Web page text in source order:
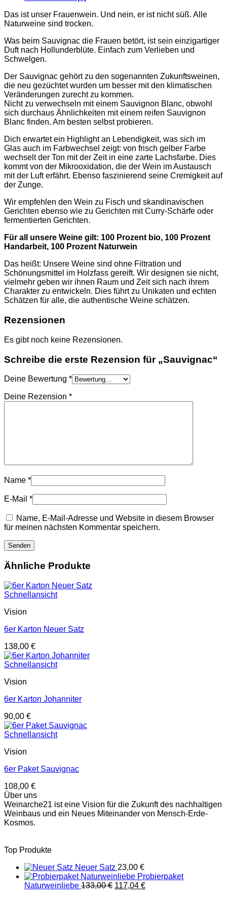
Das ist unser Frauenwein. Und nein, er ist nicht süß. Alle
Naturweine sind trocken.
Was beim Sauvignac die Frauen betört, ist sein einzigartiger
Duft nach Hollunderblüte. Einfach zum Verlieben und
Schwelgen.
Der Sauvignac gehört zu den sogenannten Zukunftsweinen,
die neu gezüchtet wurden um besser mit den klimatischen
Veränderungen zurecht zu kommen.
Nicht zu verwechseln mit einem Sauvignon Blanc, obwohl
sich durchaus Ähnlichkeiten mit einem reifen Sauvignon
Blanc finden. Am besten selbst probieren.
Dich erwartet ein Highlight an Lebendigkeit, was sich im
Glas auch im Farbwechsel zeigt: von frisch gelber Farbe
wechselt der Ton mit der Zeit in eine zarte Lachsfarbe. Dies
kommt von der Mikrooxidation, die der Wein im Austausch
mit der Luft erfährt. Ebenso faszinierend seine Cremigkeit auf
der Zunge.
Wir empfehlen den Wein zu Fisch und skandinavischen
Gerichten ebenso wie zu Gerichten mit Curry-Schärfe oder
fermentierten Gerichten.
Für all unsere Weine gilt: 100 Prozent bio, 100 Prozent
Handarbeit, 100 Prozent Naturwein
Das heißt: Unsere Weine sind ohne Filtration und
Schönungsmittel im Holzfass gereift. Wir designen sie nicht,
vielmehr geben wir ihnen Raum und Zeit sich nach ihrem
Charakter zu entwickeln. Dies führt zu Unikaten und echten
Schätzen für alle, die authentische Weine schätzen.
Rezensionen
Es gibt noch keine Rezensionen.
Schreibe die erste Rezension für „Sauvignac“
Deine Bewertung *
Deine Rezension *
Name *
E-Mail *
Name, E-Mail-Adresse und Website in diesem Browser
für meinen nächsten Kommentar speichern.
Ähnliche Produkte
Schnellansicht
Vision
6er Karton Neuer Satz
138,00 €
Schnellansicht
Vision
6er Karton Johanniter
90,00 €
Schnellansicht
Vision
6er Paket Sauvignac
108,00 €
Über uns
Weinarche21 ist eine Vision für die Zukunft des nachhaltigen
Weinbaus und ein Neues Miteinander von Mensch-Erde-
Kosmos.
Top Produkte
Neuer Satz 23,00 €
Probierpaket
Naturweinliebe 133,00€ Ursprünglicher
117,04 €Aktueller